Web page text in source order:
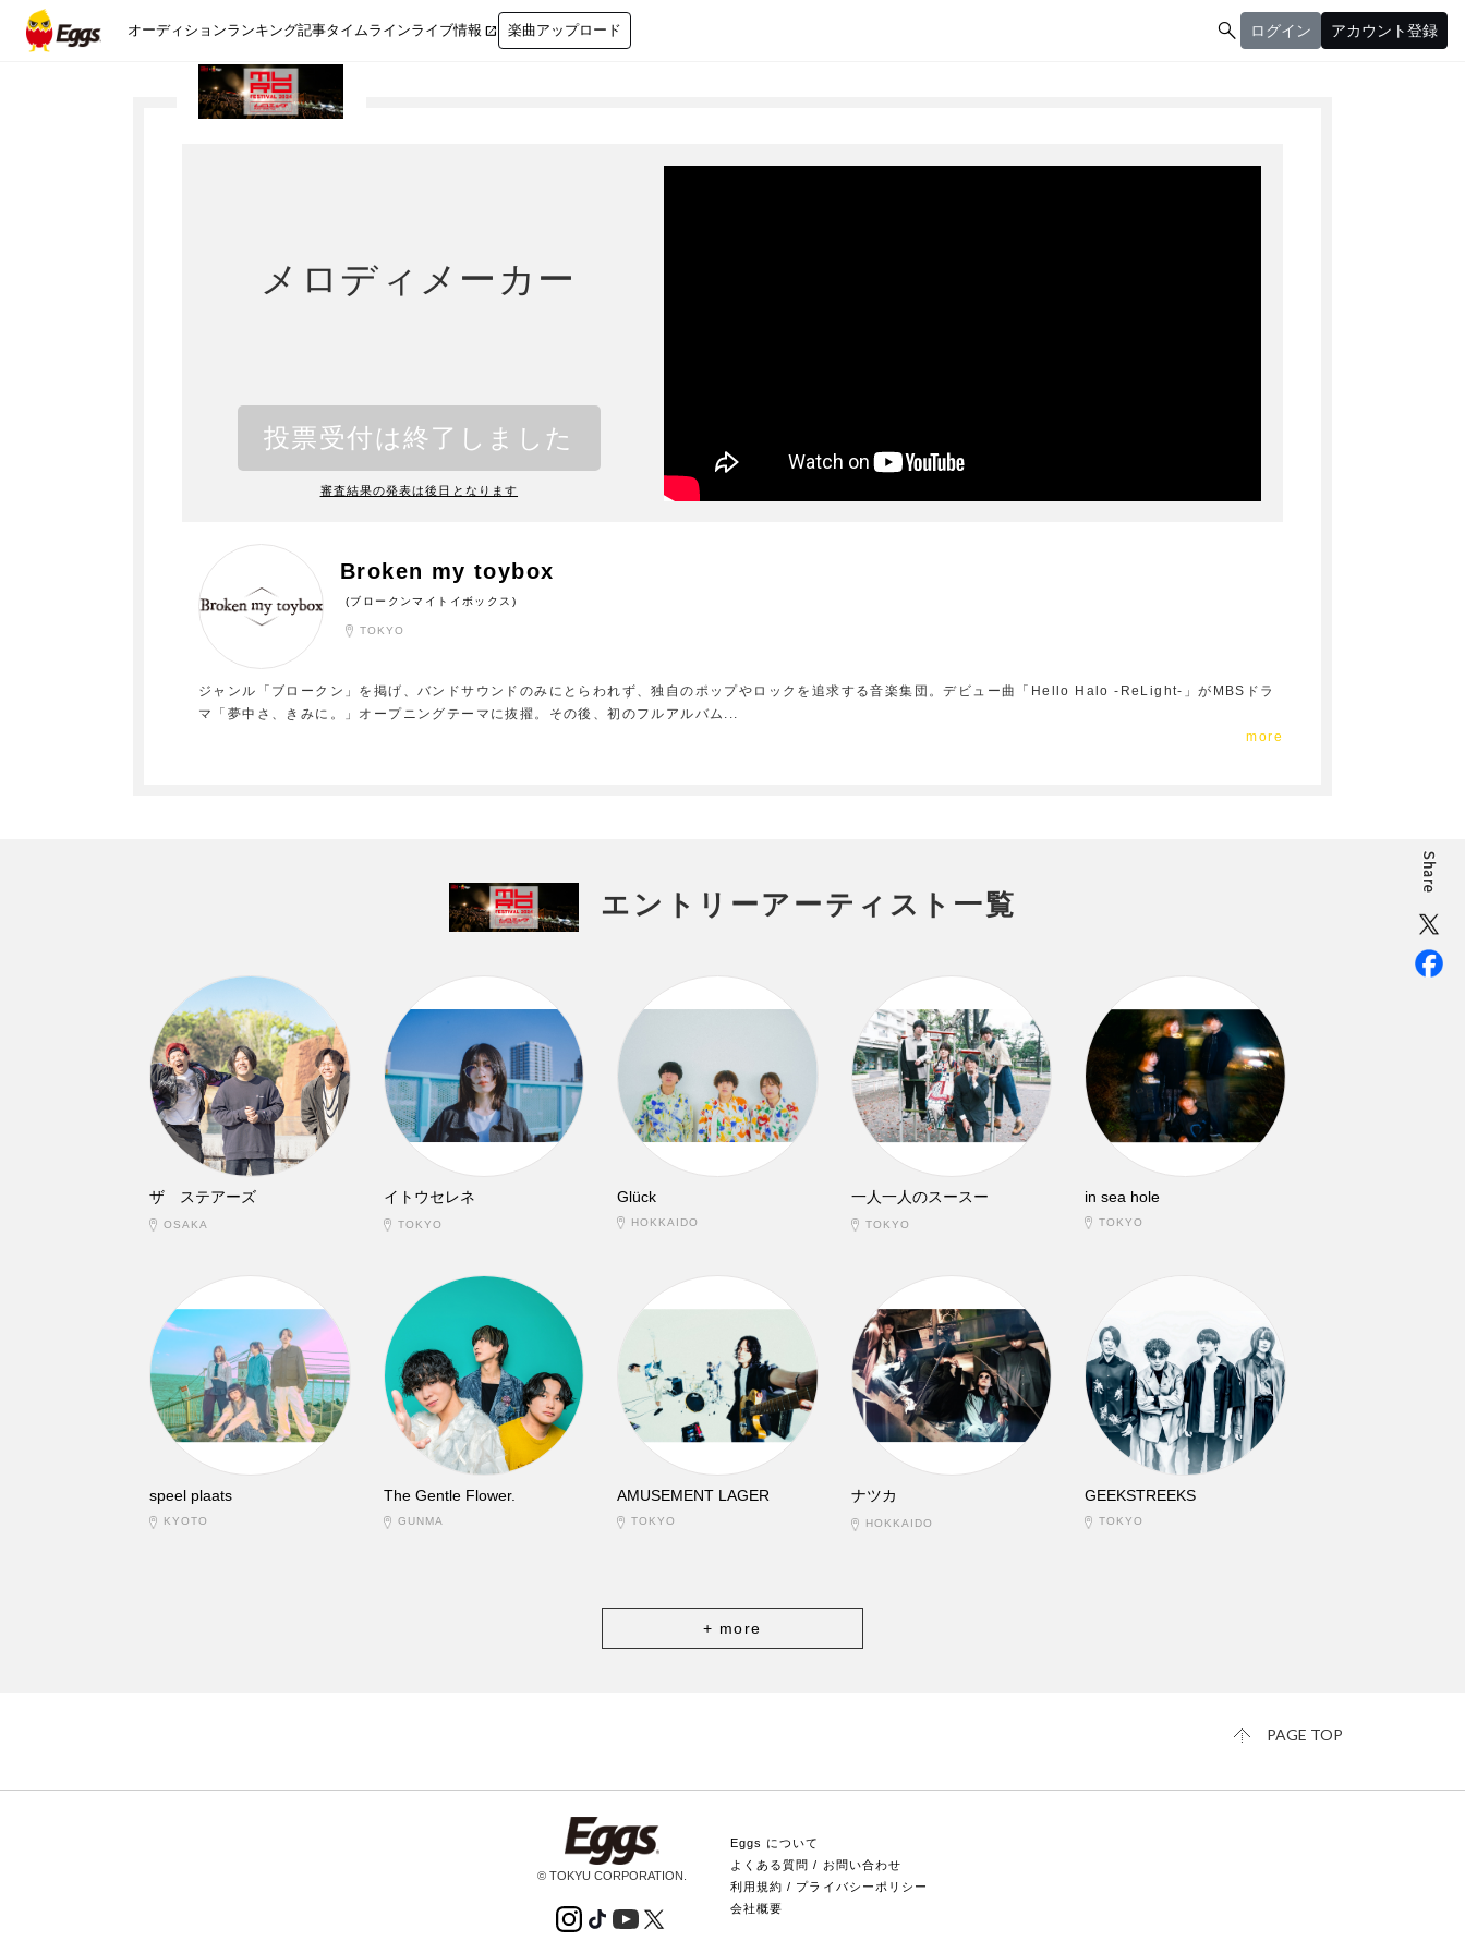
オーディションランキング記事タイムラインライブ情報  楽曲アップロード  ログイン アカウント登録
メロディメーカー
投票受付は終了しました
審査結果の発表は後日となります
Broken my toybox
(ブロークンマイトイボックス)
TOKYO
ジャンル「ブロークン」を掲げ、バンドサウンドのみにとらわれず、独自のポップやロックを追求する音楽集団。デビュー曲「Hello Halo -ReLight-」がMBSドラ
マ「夢中さ、きみに。」オープニングテーマに抜擢。その後、初のフルアルバム ...
more
エントリーアーティスト一覧
ザ ステアーズ
OSAKA
イトウセレネ
TOKYO
Glück
HOKKAIDO
一人一人のスースー
TOKYO
in sea hole
TOKYO
speel plaats
KYOTO
The Gentle Flower.
GUNMA
AMUSEMENT LAGER
TOKYO
ナツカ
HOKKAIDO
GEEKSTREEKS
TOKYO
+ more
PAGE TOP
© TOKYU CORPORATION.
Eggs について
よくある質問 / お問い合わせ
利用規約 / プライバシーポリシー
会社概要